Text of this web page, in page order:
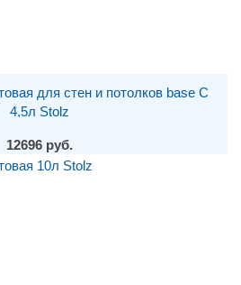
для стен и потолков base С
4,5л Stolz
12696 руб.